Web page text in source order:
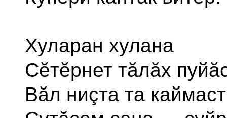
Хуларан хулана
Сĕтĕрнет тăлăх
Вăл ниçта та